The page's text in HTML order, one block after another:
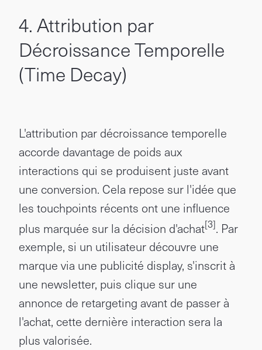
4. Attribution par
Décroissance Temporelle
(Time Decay)
L'attribution par décroissance temporelle
accorde davantage de poids aux
interactions qui se produisent juste avant
une conversion. Cela repose sur l'idée que
les touchpoints récents ont une influence
plus marquée sur la décision d'achat[3]. Par
exemple, si un utilisateur découvre une
marque via une publicité display, s'inscrit à
une newsletter, puis clique sur une
annonce de retargeting avant de passer à
l'achat, cette dernière interaction sera la
plus valorisée.